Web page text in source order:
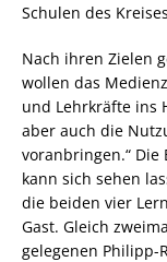
Schulen des
Nach ihren Zielen
wollen das
und Lehrkräfte ins
aber auch die
voranbringen.“
kann sich sehen
die beiden vier
Gast. Gleich
gelegenen Philipp-